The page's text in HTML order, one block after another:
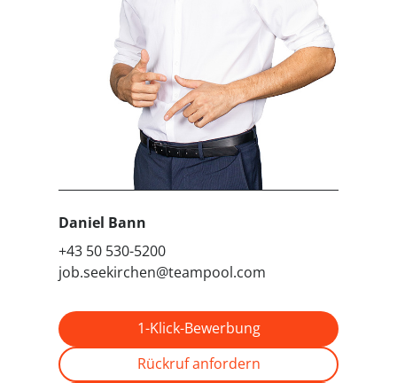
Daniel Bann
+43 50 530-5200
job.seekirchen@teampool.com
1-Klick-Bewerbung
Rückruf anfordern